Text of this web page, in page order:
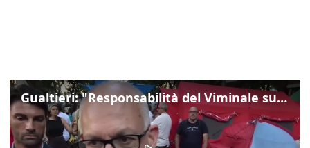
Gualtieri: "Responsabilità del Viminale su Spin Time? La posizione dei partiti è nota"